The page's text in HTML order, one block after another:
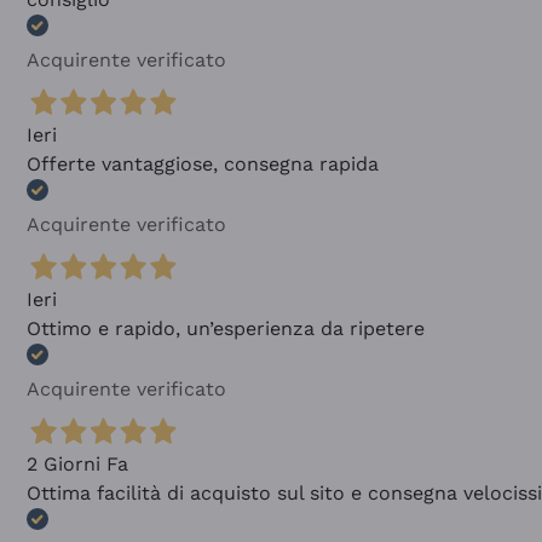
Acquirente verificato
Ieri
Offerte vantaggiose, consegna rapida
Acquirente verificato
Ieri
Ottimo e rapido, un’esperienza da ripetere
Acquirente verificato
2 Giorni Fa
Ottima facilità di acquisto sul sito e consegna